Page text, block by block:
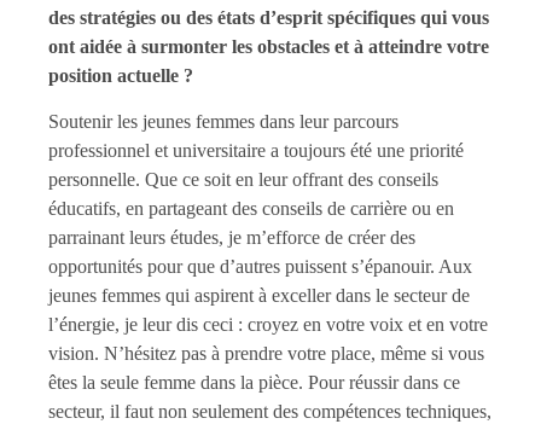
des stratégies ou des états d’esprit spécifiques qui vous
ont aidée à surmonter les obstacles et à atteindre votre
position actuelle ?
Soutenir les jeunes femmes dans leur parcours
professionnel et universitaire a toujours été une priorité
personnelle. Que ce soit en leur offrant des conseils
éducatifs, en partageant des conseils de carrière ou en
parrainant leurs études, je m’efforce de créer des
opportunités pour que d’autres puissent s’épanouir. Aux
jeunes femmes qui aspirent à exceller dans le secteur de
l’énergie, je leur dis ceci : croyez en votre voix et en votre
vision. N’hésitez pas à prendre votre place, même si vous
êtes la seule femme dans la pièce. Pour réussir dans ce
secteur, il faut non seulement des compétences techniques,